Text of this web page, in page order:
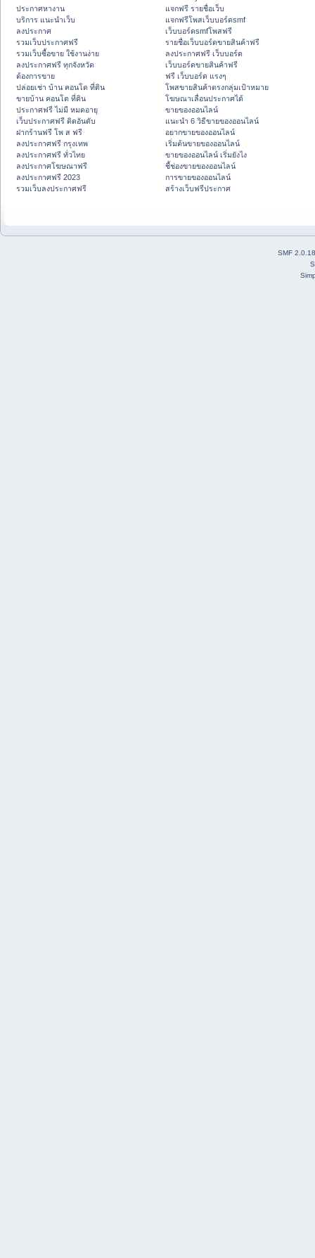
ประกาศหางาน
บริการ แนะนำเว็บ
ลงประกาศ
รวมเว็บประกาศฟรี
รวมเว็บซื้อขาย ใช้งานง่าย
ลงประกาศฟรี ทุกจังหวัด
ต้องการขาย
ปล่อยเช่า บ้าน คอนโด ที่ดิน
ขายบ้าน คอนโด ที่ดิน
ประกาศฟรี ไม่มี หมดอายุ
เว็บประกาศฟรี ติดอันดับ
ฝากร้านฟรี โพ ส ฟรี
ลงประกาศฟรี กรุงเทพ
ลงประกาศฟรี ทั่วไทย
ลงประกาศโฆษณาฟรี
ลงประกาศฟรี 2023
รวมเว็บลงประกาศฟรี
แจกฟรี รายชื่อเว็บ
แจกฟรีโพสเว็บบอร์ดsmf
เว็บบอร์ดsmfโพสฟรี
รายชื่อเว็บบอร์ดขายสินค้าฟรี
ลงประกาศฟรี เว็บบอร์ด
เว็บบอร์ดขายสินค้าฟรี
ฟรี เว็บบอร์ด แรงๆ
โพสขายสินค้าตรงกลุ่มเป้าหมาย
โฆษณาเลื่อนประกาศได้
ขายของออนไลน์
แนะนำ 6 วิธีขายของออนไลน์
อยากขายของออนไลน์
เริ่มต้นขายของออนไลน์
ขายของออนไลน์ เริ่มยังไง
ชี้ช่องขายของออนไลน์
การขายของออนไลน์
สร้างเว็บฟรีประกาศ
SMF 2.0.18